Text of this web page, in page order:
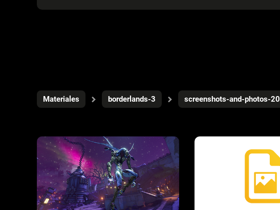
Materiales borderlands-3 screenshots-and-photos-20